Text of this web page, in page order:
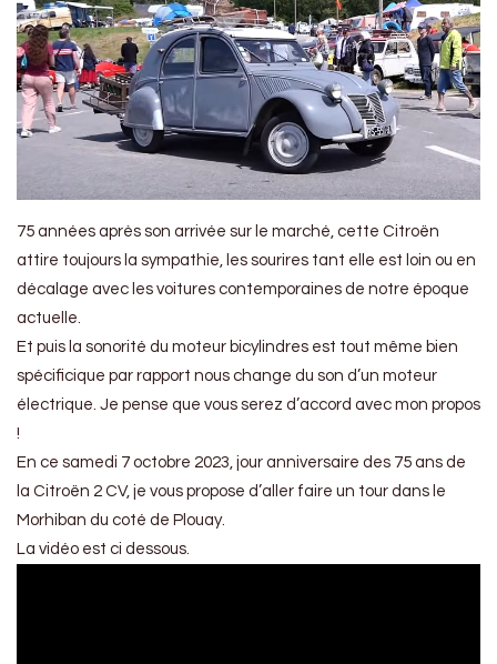
75 années après son arrivée sur le marché, cette Citroën
attire toujours la sympathie, les sourires tant elle est loin ou en
décalage avec les voitures contemporaines de notre époque
actuelle.
Et puis la sonorité du moteur bicylindres est tout même bien
spécificique par rapport nous change du son d’un moteur
électrique. Je pense que vous serez d’accord avec mon propos
!
En ce samedi 7 octobre 2023, jour anniversaire des 75 ans de
la Citroën 2 CV, je vous propose d’aller faire un tour dans le
Morhiban du coté de Plouay.
La vidéo est ci dessous.